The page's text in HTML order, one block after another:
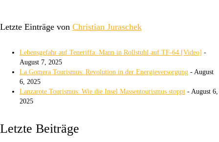
Letzte Einträge von Christian Juraschek
Lebensgefahr auf Teneriffa: Mann in Rollstuhl auf TF-64 [Video] -
August 7, 2025
La Gomera Tourismus: Revolution in der Energieversorgung - August
6, 2025
Lanzarote Tourismus: Wie die Insel Massentourismus stoppt - August 6,
2025
Letzte Beiträge